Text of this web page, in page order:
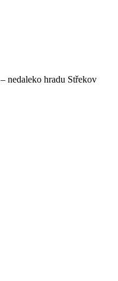
nedaleko hradu Střekov